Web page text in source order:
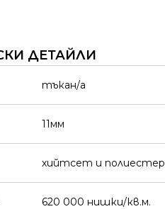
ДЕТАЙЛИ
тъкан/а
11мм
хийтсет и полиестeр
620 000 нишки/кв.м.